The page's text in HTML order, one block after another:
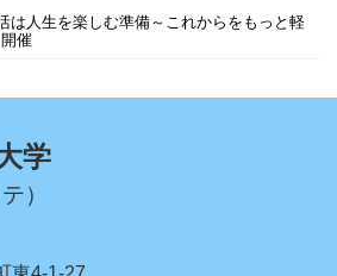
は人生を楽しむ準備～これからをもっと軽
催
学
）